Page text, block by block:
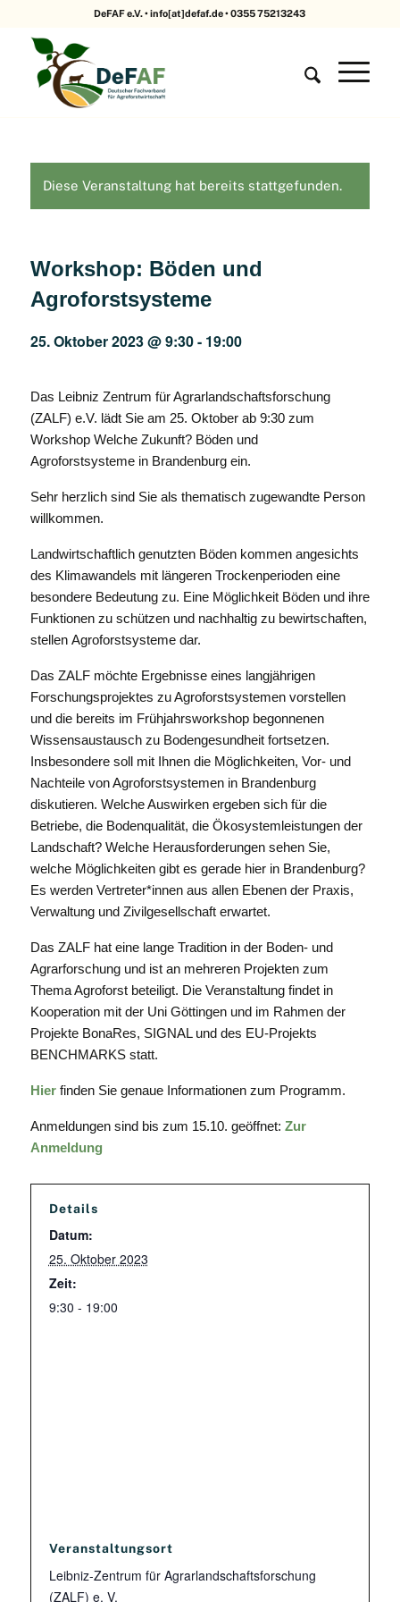
DeFAF e.V. • info[at]defaf.de • 0355 75213243
Diese Veranstaltung hat bereits stattgefunden.
Workshop: Böden und
Agroforstsysteme
25. Oktober 2023 @ 9:30- 19:00
Das Leibniz Zentrum für Agrarlandschaftsforschung
(ZALF) e.V. lädt Sie am 25. Oktober ab 9:30 zum
Workshop Welche Zukunft? Böden und
Agroforstsysteme in Brandenburg ein.
Sehr herzlich sind Sie als thematisch zugewandte Person
willkommen.
Landwirtschaftlich genutzten Böden kommen angesichts
des Klimawandels mit längeren Trockenperioden eine
besondere Bedeutung zu. Eine Möglichkeit Böden und ihre
Funktionen zu schützen und nachhaltig zu bewirtschaften,
stellen Agroforstsysteme dar.
Das ZALF möchte Ergebnisse eines langjährigen
Forschungsprojektes zu Agroforstsystemen vorstellen
und die bereits im Frühjahrsworkshop begonnenen
Wissensaustausch zu Bodengesundheit fortsetzen.
Insbesondere soll mit Ihnen die Möglichkeiten, Vor- und
Nachteile von Agroforstsystemen in Brandenburg
diskutieren. Welche Auswirken ergeben sich für die
Betriebe, die Bodenqualität, die Ökosystemleistungen der
Landschaft? Welche Herausforderungen sehen Sie,
welche Möglichkeiten gibt es gerade hier in Brandenburg?
Es werden Vertreter*innen aus allen Ebenen der Praxis,
Verwaltung und Zivilgesellschaft erwartet.
Das ZALF hat eine lange Tradition in der Boden- und
Agrarforschung und ist an mehreren Projekten zum
Thema Agroforst beteiligt. Die Veranstaltung findet in
Kooperation mit der Uni Göttingen und im Rahmen der
Projekte BonaRes, SIGNAL und des EU-Projekts
BENCHMARKS statt.
Hierfinden Sie genaue Informationen zum Programm.
Anmeldungen sind bis zum 15.10. geöffnet: Zur
Anmeldung
Details
Datum:
25. Oktober 2023
Zeit:
9:30 - 19:00
Veranstaltungsort
Leibniz-Zentrum für Agrarlandschaftsforschung
(ZALF) e. V.